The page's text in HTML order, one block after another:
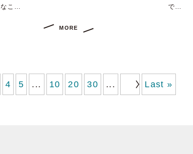
なこ…
MORE
で…
4 5 ... 10 20 30 ... Last »